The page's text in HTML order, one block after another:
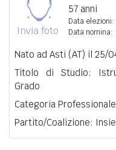
Invia foto
57 anni
Data elezioni:
Data nomina:
Nato ad Asti (AT) il 25/
Titolo di Studio:
Grado
Categoria
Partito/Coalizione: